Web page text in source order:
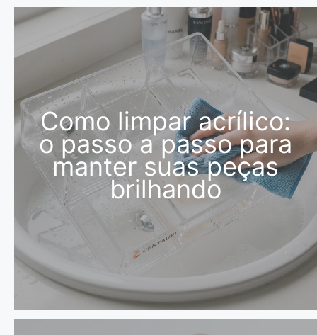
Como limpar acrílico:
o passo a passo para
manter suas peças
brilhando